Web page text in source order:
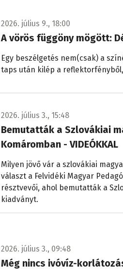
2026. július 9., 18:00
A vörös függöny mögött:
Egy beszélgetés nem(csak) a
taps után kilép a
2026. július 3., 15:48
Bemutatták a Szlovákiai
Komáromban - VIDEÓKKAL
Milyen jövő vár a szlovákiai
választ a Felvidéki Magyar
résztvevői, ahol bemutatták a
kiadványt.
2026. július 3., 09:48
Még nincs ivóvíz-